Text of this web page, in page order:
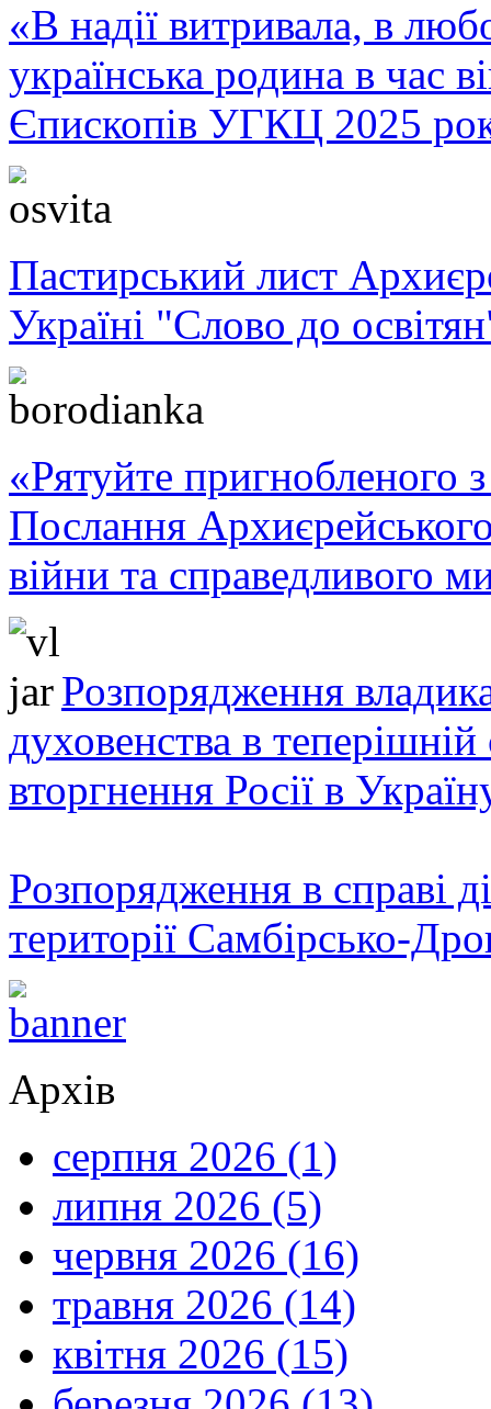
«В надії витривала, в
українська родина в час
Єпископів УГКЦ 2025
Пастирський лист
Україні "Слово до
«Рятуйте пригнобленого
Послання
війни та справедливого
Розпорядження
духовенства в теперішній
вторгнення Росії в
Розпорядження в справі
території Самбірсько-
Архів
серпня 2026 (1)
липня 2026 (5)
червня 2026 (16)
травня 2026 (14)
квітня 2026 (15)